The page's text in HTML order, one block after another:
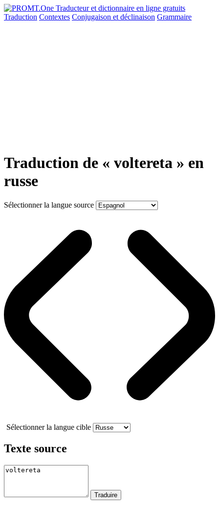
Traduction Contextes Conjugaison et déclinaison Grammaire
Traduction de « voltereta » en
russe
Sélectionner la langue source
Sélectionner la langue cible
Texte source